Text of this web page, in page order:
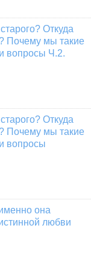
Откуда
Почему мы такие
вопросы Ч.2.
Откуда
Почему мы такие
вопросы
она
любви